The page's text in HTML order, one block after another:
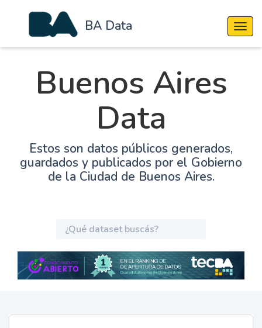
BA Data
Buenos Aires
Data
Estos son datos públicos generados,
guardados y publicados por el Gobierno
de la Ciudad de Buenos Aires.